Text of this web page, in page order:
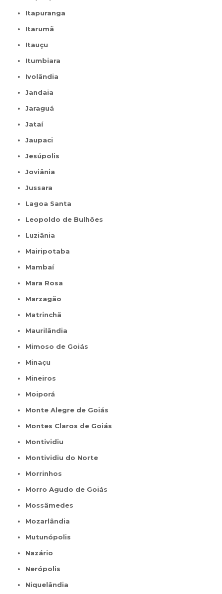
Itapuranga
Itarumã
Itauçu
Itumbiara
Ivolândia
Jandaia
Jaraguá
Jataí
Jaupaci
Jesúpolis
Joviânia
Jussara
Lagoa Santa
Leopoldo de Bulhões
Luziânia
Mairipotaba
Mambaí
Mara Rosa
Marzagão
Matrinchã
Maurilândia
Mimoso de Goiás
Minaçu
Mineiros
Moiporá
Monte Alegre de Goiás
Montes Claros de Goiás
Montividiu
Montividiu do Norte
Morrinhos
Morro Agudo de Goiás
Mossâmedes
Mozarlândia
Mutunópolis
Nazário
Nerópolis
Niquelândia